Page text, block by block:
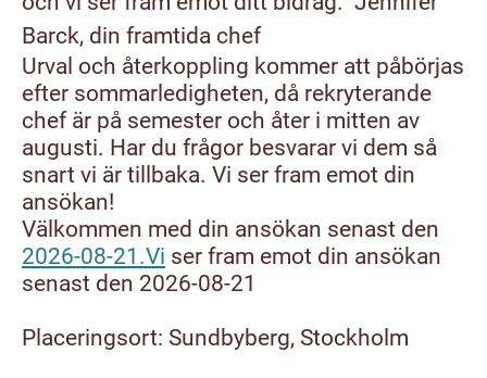
Barck, din framtida chef
Urval och återkoppling kommer att påbörjas
efter sommarledigheten, då rekryterande
chef är på semester och åter i mitten av
augusti. Har du frågor besvarar vi dem så
snart vi är tillbaka. Vi ser fram emot din
ansökan!
Välkommen med din ansökan senast den
2026-08-21.Vi ser fram emot din ansökan
senast den 2026-08-21
Placeringsort: Sundbyberg, Stockholm